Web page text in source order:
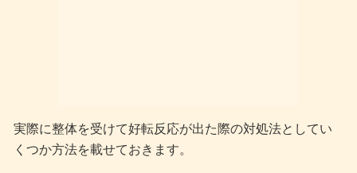
実際に整体を受けて好転反応が出た際の対処法としてい
くつか方法を載せておきます。